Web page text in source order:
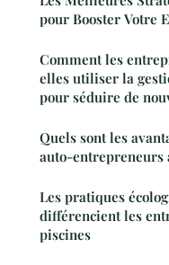
pour Booster Votre
Comment les
elles utiliser la
pour séduire de
Quels sont les
auto-entrepreneurs
Les pratiques
différencient les
piscines